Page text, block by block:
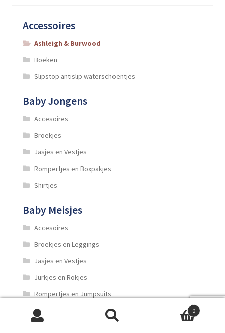
Accessoires
Ashleigh & Burwood
Boeken
Slipstop antislip waterschoentjes
Baby Jongens
Accesoires
Broekjes
Jasjes en Vestjes
Rompertjes en Boxpakjes
Shirtjes
Baby Meisjes
Accesoires
Broekjes en Leggings
Jasjes en Vestjes
Jurkjes en Rokjes
Rompertjes en Jumpsuits
Shirtjes
0